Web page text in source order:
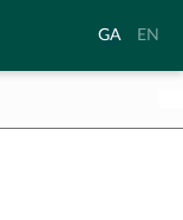
Aistrigh
Gaeilge
GA
to
EN